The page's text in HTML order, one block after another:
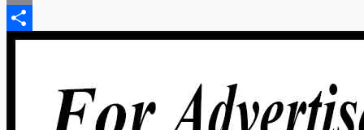
Email
Share